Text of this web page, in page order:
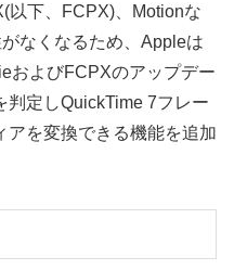
以下、FCPX)、Motionな
なくなるため、Appleは
およびFCPXのアップデー
判定しQuickTime 7フレー
アを変換できる機能を追加